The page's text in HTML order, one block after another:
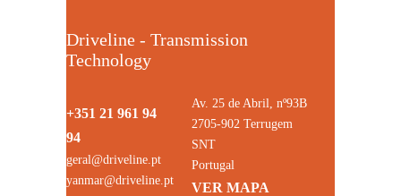
Driveline - Transmission
Technology
+351 21 961 94
94
geral@driveline.pt
yanmar@driveline.pt
Av. 25 de Abril, nº93B
2705-902 Terrugem
SNT
Portugal
VER MAPA